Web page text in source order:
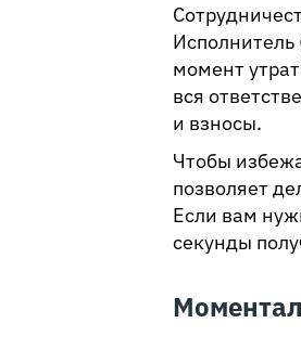
момент
вся
и взносы.
Чтобы
позволяет
Если вам
секунды